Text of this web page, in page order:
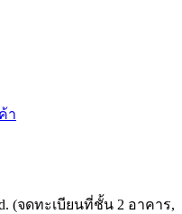
า
(จดทะเบียนที่ชั้น 2 อาคาร,